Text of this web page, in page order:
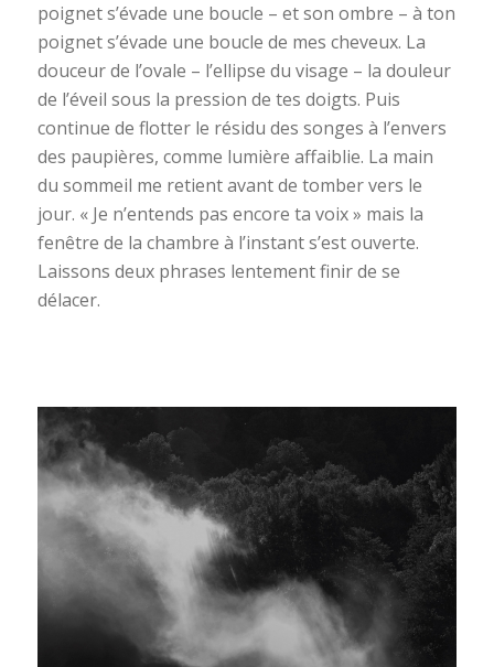
poignet s’évade une boucle – et son ombre – à ton
poignet s’évade une boucle de mes cheveux. La
douceur de l’ovale – l’ellipse du visage – la douleur
de l’éveil sous la pression de tes doigts. Puis
continue de flotter le résidu des songes à l’envers
des paupières, comme lumière affaiblie. La main
du sommeil me retient avant de tomber vers le
jour. « Je n’entends pas encore ta voix » mais la
fenêtre de la chambre à l’instant s’est ouverte.
Laissons deux phrases lentement finir de se
délacer.